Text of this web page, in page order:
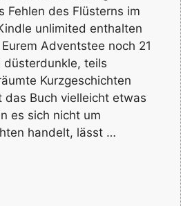
Fehlen des Flüsterns im
unlimited enthalten
Adventstee noch 21
teils
Kurzgeschichten
das Buch vielleicht etwas
es sich nicht um
handelt, lässt …